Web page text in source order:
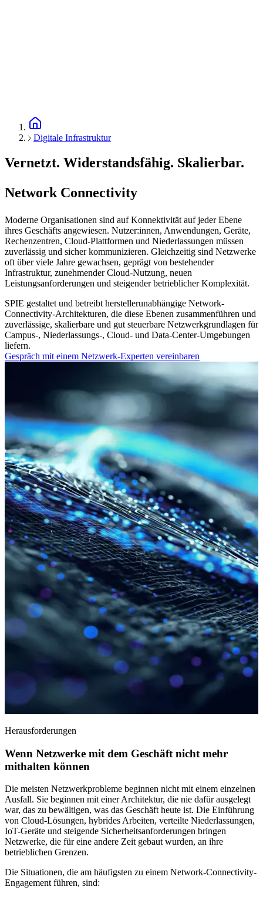
Digitale Infrastruktur
Vernetzt. Widerstandsfähig. Skalierbar.
Network Connectivity
Moderne Organisationen sind auf Konnektivität auf jeder Ebene
ihres Geschäfts angewiesen. Nutzer:innen, Anwendungen, Geräte,
Rechenzentren, Cloud-Plattformen und Niederlassungen müssen
zuverlässig und sicher kommunizieren. Gleichzeitig sind Netzwerke
oft über viele Jahre gewachsen, geprägt von bestehender
Infrastruktur, zunehmender Cloud-Nutzung, neuen
Leistungsanforderungen und steigender betrieblicher Komplexität.
SPIE gestaltet und betreibt herstellerunabhängige Network-
Connectivity-Architekturen, die diese Ebenen zusammenführen und
zuverlässige, skalierbare und gut steuerbare Netzwerkgrundlagen für
Campus-, Niederlassungs-, Cloud- und Data-Center-Umgebungen
liefern.
Gespräch mit einem Netzwerk-Experten vereinbaren
Herausforderungen
Wenn Netzwerke mit dem Geschäft nicht mehr
mithalten können
Die meisten Netzwerkprobleme beginnen nicht mit einem einzelnen
Ausfall. Sie beginnen mit einer Architektur, die nie dafür ausgelegt
war, das zu bewältigen, was das Geschäft heute ist. Die Einführung
von Cloud-Lösungen, hybrides Arbeiten, verteilte Niederlassungen,
IoT-Geräte und steigende Sicherheitsanforderungen bringen
Netzwerke, die für eine andere Zeit gebaut wurden, an ihre
betrieblichen Grenzen.
Die Situationen, die am häufigsten zu einem Network-Connectivity-
Engagement führen, sind: